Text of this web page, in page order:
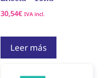
30,54€ IVA incl.
Leer más